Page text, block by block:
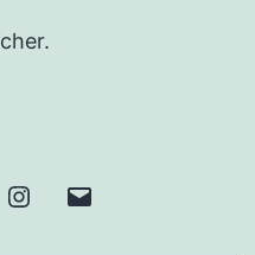
Instagram